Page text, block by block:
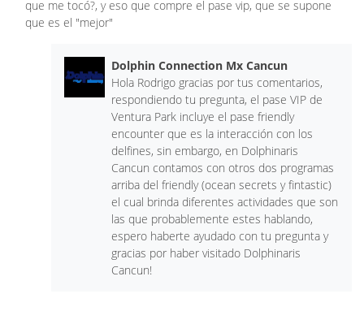
que me tocó?, y eso que compre el pase vip, que se supone
que es el "mejor"
Dolphin Connection Mx Cancun
Hola Rodrigo gracias por tus comentarios,
respondiendo tu pregunta, el pase VIP de
Ventura Park incluye el pase friendly
encounter que es la interacción con los
delfines, sin embargo, en Dolphinaris
Cancun contamos con otros dos programas
arriba del friendly (ocean secrets y fintastic)
el cual brinda diferentes actividades que son
las que probablemente estes hablando,
espero haberte ayudado con tu pregunta y
gracias por haber visitado Dolphinaris
Cancun!